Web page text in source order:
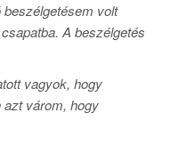
volt
A beszélgetés
vagyok, hogy
azt várom, hogy